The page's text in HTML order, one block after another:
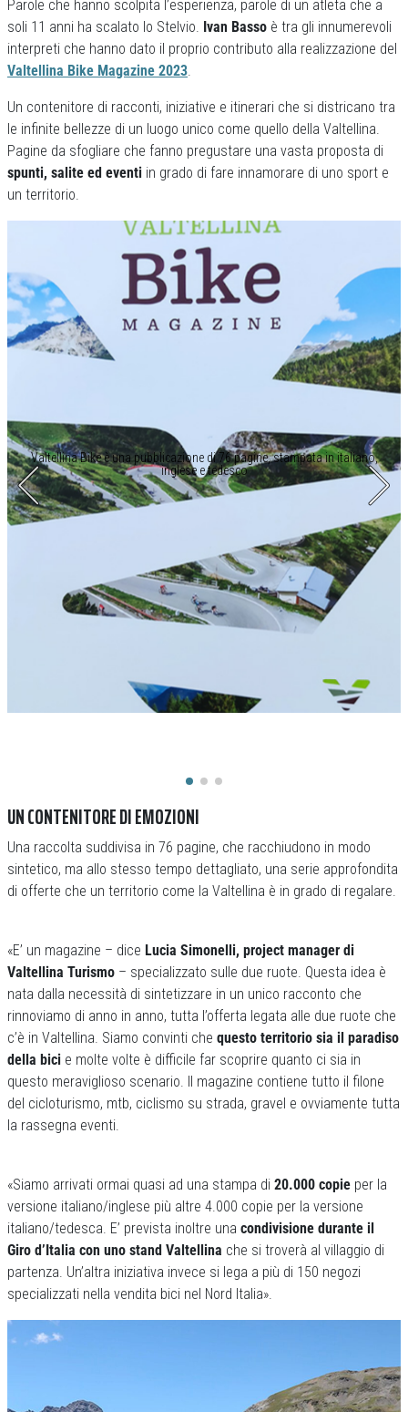
Parole che hanno scolpita l’esperienza, parole di un atleta che a
soli 11 anni ha scalato lo Stelvio. Ivan Basso è tra gli innumerevoli
interpreti che hanno dato il proprio contributo alla realizzazione del
Valtellina Bike Magazine 2023.
Un contenitore di racconti, iniziative e itinerari che si districano tra
le infinite bellezze di un luogo unico come quello della Valtellina.
Pagine da sfogliare che fanno pregustare una vasta proposta di
spunti, salite ed eventi in grado di fare innamorare di uno sport e
un territorio.
Valtellina Bike è una pubblicazione di 76 pagine, stampata in italiano,
inglese e tedesco
UN CONTENITORE DI EMOZIONI
Una raccolta suddivisa in 76 pagine, che racchiudono in modo
sintetico, ma allo stesso tempo dettagliato, una serie approfondita
di offerte che un territorio come la Valtellina è in grado di regalare.
«E’ un magazine – dice Lucia Simonelli, project manager di
Valtellina Turismo – specializzato sulle due ruote. Questa idea è
nata dalla necessità di sintetizzare in un unico racconto che
rinnoviamo di anno in anno, tutta l’offerta legata alle due ruote che
c’è in Valtellina. Siamo convinti che questo territorio sia il paradiso
della bici e molte volte è difficile far scoprire quanto ci sia in
questo meraviglioso scenario. Il magazine contiene tutto il filone
del cicloturismo, mtb, ciclismo su strada, gravel e ovviamente tutta
la rassegna eventi.
«Siamo arrivati ormai quasi ad una stampa di 20.000 copie per la
versione italiano/inglese più altre 4.000 copie per la versione
italiano/tedesca. E’ prevista inoltre una condivisione durante il
Giro d’Italia con uno stand Valtellina che si troverà al villaggio di
partenza. Un’altra iniziativa invece si lega a più di 150 negozi
specializzati nella vendita bici nel Nord Italia».